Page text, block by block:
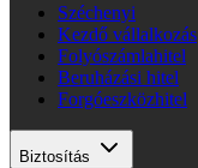
Széchenyi
Kezdő vállalkozás
Folyószámlahitel
Beruházási hitel
Forgóeszközhitel
Biztosítás